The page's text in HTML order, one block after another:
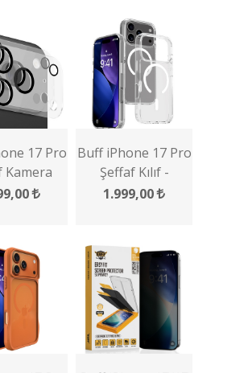
17 Pro
Kamera
2
Buff iPhone 17 Pro
Şeffaf Kılıf -
Magsafe Air Hybrid
1.999,00